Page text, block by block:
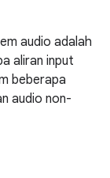
audio adalah
aliran input
beberapa
audio non-